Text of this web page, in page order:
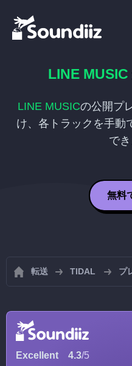
LINE MUSIC
LINE MUSICの公開プ
け、各トラックを手動
でき
無料
転送 TIDAL プ
Excellent 4.3/5